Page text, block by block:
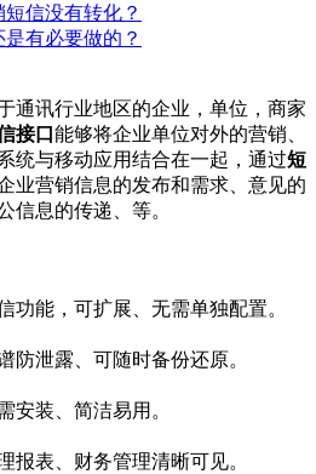
信没有转化？
有必要做的？
通讯行业地区的企业，单位，商家
接口 能够将企业单位对外的营销、
统与移动应用结合在一起，通过短
业营销信息的发布和需求、意见的
信息的传递、等。
功能，可扩展、无需单独配置。
防泄露、可随时备份还原。
安装、简洁易用。
报表、财务管理清晰可见。